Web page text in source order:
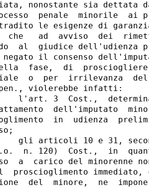
nonostante sia dettata
penale  minorile  ai
le esigenze di
che   ad  avviso  dei
al  giudice dell'udienza
il consenso
fase,  di  prosciogliere
o  per  irrilevanza  del
violerebbe infatti:
l'art. 3  Cost.,
dell'imputato
in  udienza
gli articoli 10 e 31,
n. 120)  Cost.,  in
a  carico del minorenne
proscioglimento
del  minore,  ne